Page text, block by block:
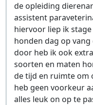
de opleiding
assistent
hiervoor liep ik
honden dag op vang
door heb ik ook
soorten en maten
de tijd en ruimte om
heb geen voorkeur
alles leuk on op te